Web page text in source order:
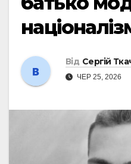
Від Сергій
ЧЕР 25, 2026